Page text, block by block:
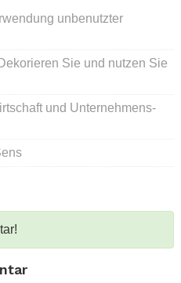
unbenutzter
Sie und nutzen Sie
und Unternehmens­